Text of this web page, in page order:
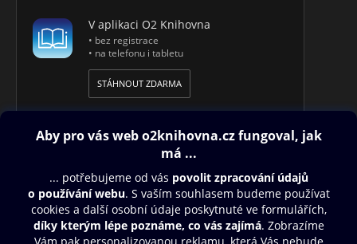
V aplikaci O2 Knihovna
• bez registrace
• na telefonu i tabletu
STÁHNOUT ZDARMA
Obsah ke stažení
Moje O2 Knihovna